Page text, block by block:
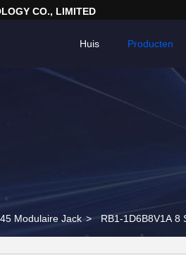
CO., LIMITED
Huis Producten
Modulaire Jack > RB1-1D6B8V1A 8